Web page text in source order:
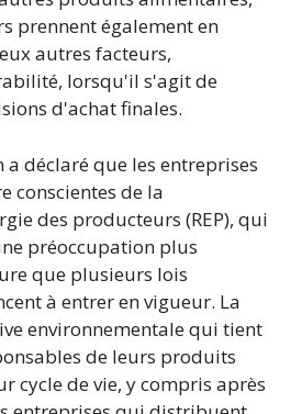
prennent également en
autres facteurs,
lorsqu'il s'agit de
d'achat finales.
a déclaré que les entreprises
conscientes de la
des producteurs (REP), qui
préoccupation plus
que plusieurs lois
à entrer en vigueur. La
environnementale qui tient
de leurs produits
cycle de vie, y compris après